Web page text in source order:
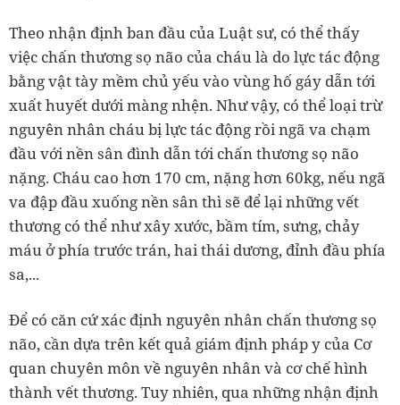
Theo nhận định ban đầu của Luật sư, có thể thấy
việc chấn thương sọ não của cháu là do lực tác động
bằng vật tày mềm chủ yếu vào vùng hố gáy dẫn tới
xuất huyết dưới màng nhện. Như vậy, có thể loại trừ
nguyên nhân cháu bị lực tác động rồi ngã va chạm
đầu với nền sân đình dẫn tới chấn thương sọ não
nặng. Cháu cao hơn 170 cm, nặng hơn 60kg, nếu ngã
va đập đầu xuống nền sân thì sẽ để lại những vết
thương có thể như xây xước, bầm tím, sưng, chảy
máu ở phía trước trán, hai thái dương, đỉnh đầu phía
sa,...
Để có căn cứ xác định nguyên nhân chấn thương sọ
não, cần dựa trên kết quả giám định pháp y của Cơ
quan chuyên môn về nguyên nhân và cơ chế hình
thành vết thương. Tuy nhiên, qua những nhận định